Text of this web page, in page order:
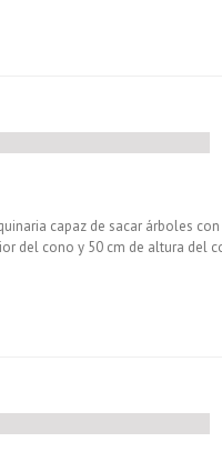
capaz de sacar árboles
del cono y 50 cm de altura del